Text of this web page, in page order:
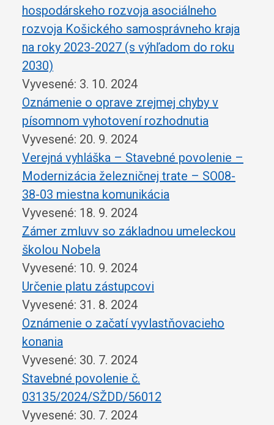
hospodárskeho rozvoja asociálneho
rozvoja Košického samosprávneho kraja
na roky 2023-2027 (s výhľadom do roku
2030)
Vyvesené: 3. 10. 2024
Oznámenie o oprave zrejmej chyby v
písomnom vyhotovení rozhodnutia
Vyvesené: 20. 9. 2024
Verejná vyhláška – Stavebné povolenie –
Modernizácia železničnej trate – SO08-
38-03 miestna komunikácia
Vyvesené: 18. 9. 2024
Zámer zmluvv so základnou umeleckou
školou Nobela
Vyvesené: 10. 9. 2024
Určenie platu zástupcovi
Vyvesené: 31. 8. 2024
Oznámenie o začatí vyvlastňovacieho
konania
Vyvesené: 30. 7. 2024
Stavebné povolenie č.
03135/2024/SŽDD/56012
Vyvesené: 30. 7. 2024